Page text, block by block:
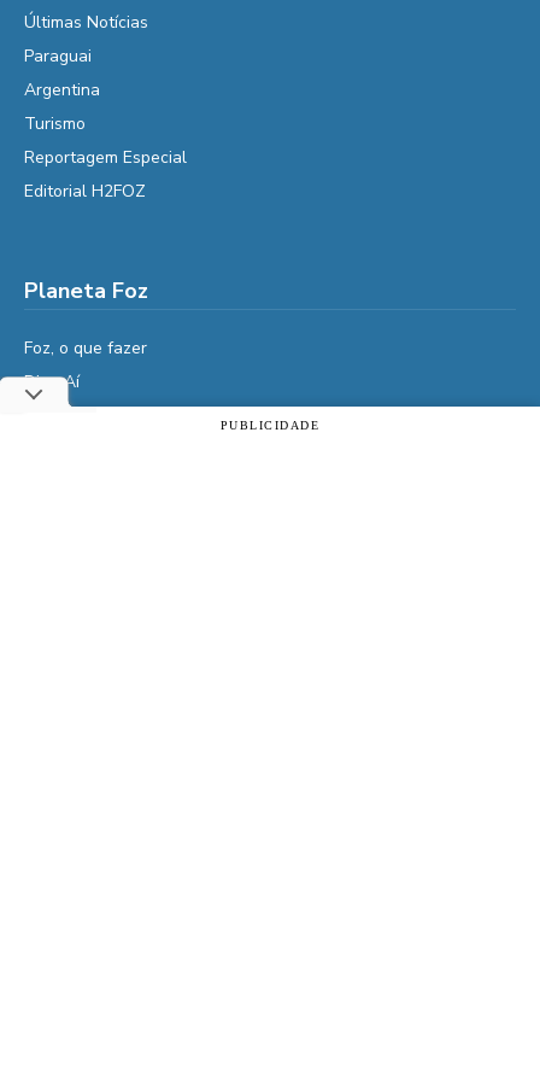
Últimas Notícias
Paraguai
Argentina
Turismo
Reportagem Especial
Editorial H2FOZ
Planeta Foz
Foz, o que fazer
Diga Aí
PUBLICIDADE